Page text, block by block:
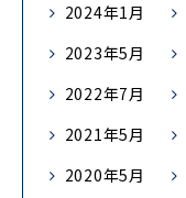
2024年1月
2023年5月
2022年7月
2021年5月
2020年5月